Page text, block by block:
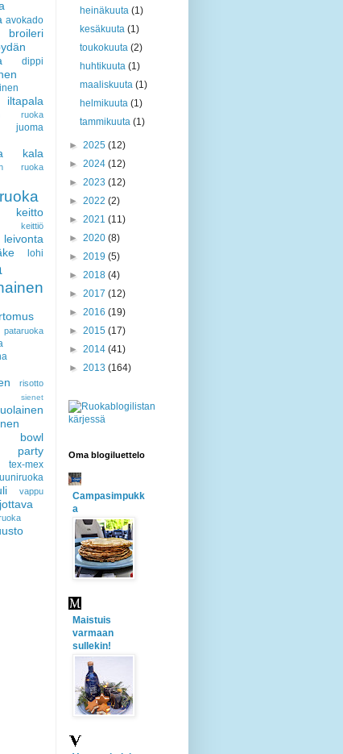
avokado
broileri
dippi
iltapala
ruoka
juoma
kala
ruoka
keitto
keittiö
leivonta
lohi
pataruoka
risotto
sienet
bowl
party
tex-mex
uuniruoka
vappu
heinäkuuta(1)
kesäkuuta(1)
toukokuuta(2)
huhtikuuta(1)
maaliskuuta(1)
helmikuuta(1)
tammikuuta(1)
► 2025 (12)
► 2024 (12)
► 2023 (12)
► 2022 (2)
► 2021 (11)
► 2020 (8)
► 2019 (5)
► 2018 (4)
► 2017 (12)
► 2016 (19)
► 2015 (17)
► 2014 (41)
► 2013 (164)
Oma blogiluettelo
Campasimpukk
a
Maistuis
varmaan
sullekin!